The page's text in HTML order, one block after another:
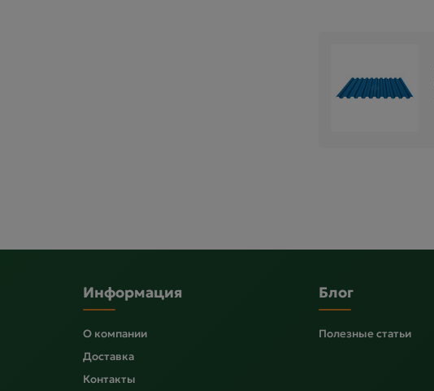
Информация
О компании
Доставка
Контакты
Блог
Полезные статьи